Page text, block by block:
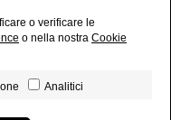
FIAIP 25060 - REA Brindisi
o verificare le
o nella nostra Cookie
Analitici